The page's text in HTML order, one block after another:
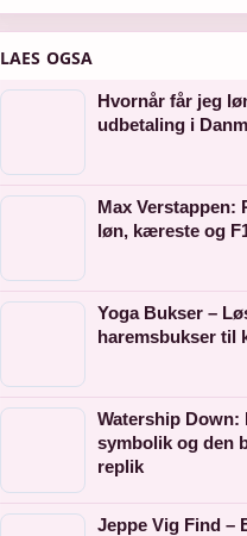
LAES OGSA
Hvornår får jeg
udbetaling i
Max Verstappen:
løn, kæreste og
Yoga Bukser –
haremsbukser til
Watership Down:
symbolik og den
replik
Jeppe Vig Find –